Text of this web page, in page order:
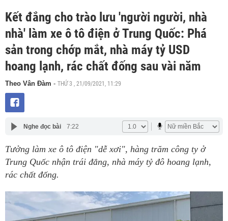
Kết đắng cho trào lưu 'người người, nhà
nhà' làm xe ô tô điện ở Trung Quốc: Phá
sản trong chớp mắt, nhà máy tỷ USD
hoang lạnh, rác chất đống sau vài năm
Theo Vân Đàm - THỨ 3 , 21/09/2021, 11:29
Nghe đọc bài 7:22
Tưởng làm xe ô tô điện "dễ xơi", hàng trăm công ty ở
Trung Quốc nhận trái đắng, nhà máy tỷ đô hoang lạnh,
rác chất đống.